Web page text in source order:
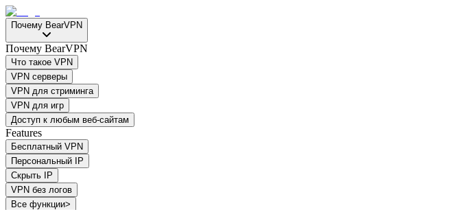
Почему BearVPN
Почему BearVPN
Что такое VPN
VPN серверы
VPN для стриминга
VPN для игр
Доступ к любым веб-сайтам
Features
Бесплатный VPN
Персональный IP
Скрыть IP
VPN без логов
Все функции>